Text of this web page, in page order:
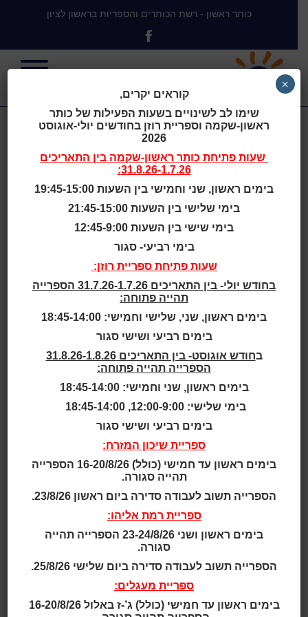
כותר ראשון - רשת הכותרים והספריות בראשון לציון
היום שלא
אשכח מאת:
אביטל אללין
למה דווקא אני? למה דווקא אני זאת שהשפילו אותה ככה
זה התחיל בעוד יום לימודים שגרתי בחיי בו אני מגיעה לבית
הספר, נכנסת לכיתה ומתיישבת במקומי עם הטלפון, אף
אחד לא ניגש לדבר איתי או לשאול לשלומי, וכשאני שואלת
אין מענה מאף ילד או ילדה. זהו עוד יום בו אני מרגישה
בודדה. השיעור התחיל. כולם הניחו את הטלפונים על שולחן
המורה וחזרו להתיישב במקומותיהם. המורה נכנסה לכיתה
עם חיוך על הפנים:" בסדר ". רק אני שתקתי. הרי למה
שאענה בסדר כשאני ממש לא בסדר? השיעור התחיל. אני
לא הקשבתי. כל השיעור קשקשתי במחברת והראש שלי
היה מלא במחשבות. למה לאף אחד לא אכפת? במה אני
שונה מהם? בצלצול להפסקה נשארתי בכיתה והמשכתי
לצייר ולקשקש במחברת. כך המשיך כל היום שלי עד
לשיעור הרביעי בו היה ספורט. המורה לספורט נכנס לכיתה
ולקח אותנו לאולם ספורט של בית הספר, שם שיחקנו
מחניים. השיעור עבר כרגיל: נבחרתי אחרונה לקבוצה
ובמשחק לא מסרו לי את הכדור כמו תמיד. אבל למה שקרה
לאחר השיעור לא ציפיתי. כשעלינו כולם לכיתה ראיתי שכל
החפצים שלי היו על הרצפה קרועים. הקלמר היה פתוח
כשכל כלי הכתיבה מפוזרים על השולחן, ועל לוח הכיתה
קוראים יקרים,
שימו לב לשינויים בשעות הפעילות של כותר
ראשון-שקמה וספריית רוזן בחודשים יולי-אוגוסט
2026
שעות פתיחת כותר ראשון-שקמה בין התאריכים
31.8.26-1.7.26:
בימים ראשון, שני וחמישי בין השעות 19:45-15:00
בימי שלישי בין השעות 21:45-15:00
בימי שישי בין השעות 12:45-9:00
בימי רביעי- סגור
שעות פתיחת ספריית רוזן:
בחודש יולי- בין התאריכים 31.7.26-1.7.26 הספרייה
תהייה פתוחה:
בימים ראשון, שני, שלישי וחמישי: 18:45-14:00
בימים רביעי ושישי סגור
ב
חודש אוגוסט- בין התאריכים 31.8.26-1.8.26
הספרייה תהייה פתוחה:
בימים ראשון, שני וחמישי: 18:45-14:00
בימי שלישי: 12:00-9:00, 18:45-14:00
בימים רביעי ושישי סגור
ספריית שיכון המזרח:
בימים ראשון עד חמישי (כולל) 16-20/8/26 הספרייה
תהייה סגורה.
הספרייה תשוב לעבודה סדירה ביום ראשון 23/8/26.
ספריית רמת אליהו:
בימים ראשון ושני 23-24/8/26 הספרייה תהייה
סגורה.
הספרייה תשוב לעבודה סדירה ביום שלישי 25/8/26.
ספריית מעגלים:
בימים ראשון עד חמישי (כולל) ג’-ז באלול 16-20/8/26
×